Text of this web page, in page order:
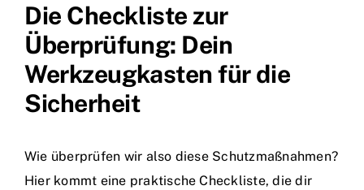
Die Checkliste zur
Überprüfung: Dein
Werkzeugkasten für die
Sicherheit
Wie überprüfen wir also diese Schutzmaßnahmen?
Hier kommt eine praktische Checkliste, die dir